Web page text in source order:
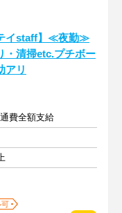
イstaff】≪夜勤≫
・清掃etc.プチボー
アリ
費全額支給
可